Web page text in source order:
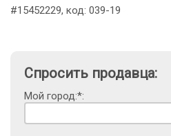
#15452229, код: 039-19
Спросить продавца:
Мой город:*: